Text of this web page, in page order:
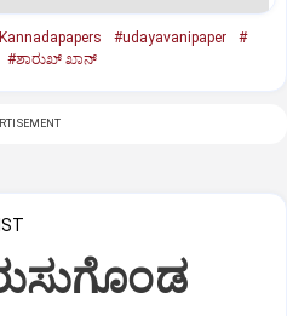
#udayavanipaper
#
#ಶಾರುಖ್‌ ಖಾನ್‌